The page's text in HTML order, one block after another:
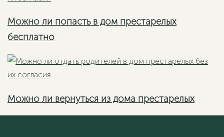
Можно ли попасть в дом престарелых
бесплатно
Можно ли вернуться из дома престарелых